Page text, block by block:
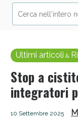
Stop a
integratori
Ultimi articoli &
10 Settembre 2025
Drenanti e